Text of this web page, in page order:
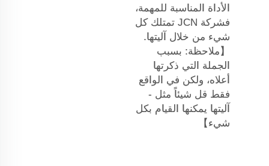
الأداة المناسبة للمهمة،
فشركة JCN تمتلك كل
شيء من خلال آليتها.
【ملاحظة: بسبب
الجملة التي ذكرتها
أعلاه، ولكن في الواقع
فقط قل شيئاً مثل -
آليتها يمكنها القيام بكل
شيء】